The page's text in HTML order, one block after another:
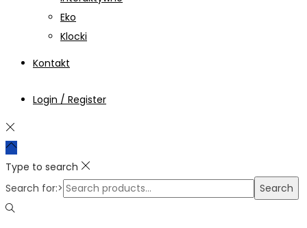
Eko
Klocki
Kontakt
Login / Register
Type to search
Search for:>
Search